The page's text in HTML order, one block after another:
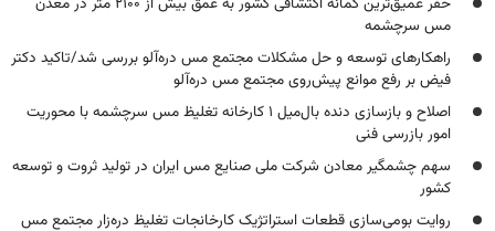
مس سرچشمه
راهکارهای توسعه و حل مشکلات مجتمع مس دره‌آلو بررسی شد/تاکید دکتر
فیض بر رفع موانع پیش‌روی مجتمع مس دره‌آلو
اصلاح و بازسازی دنده بال‌میل ۱ کارخانه تغلیظ مس سرچشمه با محوریت
امور بازرسی فنی
سهم چشمگیر معادن شرکت ملی صنایع مس ایران در تولید ثروت و توسعه
کشور
روایت بومی‌سازی قطعات استراتژیک کارخانجات تغلیظ دره‌زار مجتمع مس